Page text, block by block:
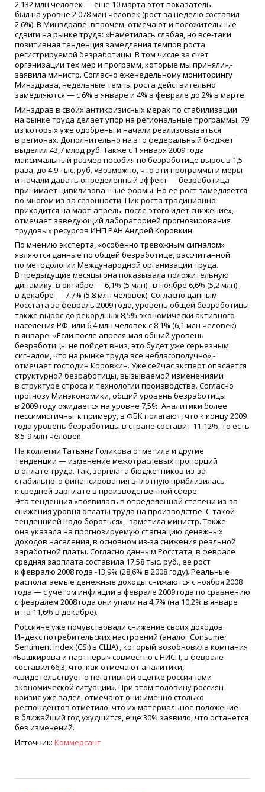
2,132 млн человек — еще 10 марта этот показатель
был на уровне 2,078 млн человек (рост за неделю составил
2,6%). В Минздраве, впрочем, отмечают и положительные
сдвиги на рынке труда: «Наметилась слабая, но все-таки
позитивная тенденция замедления темпов роста
регистрируемой безработицы. В том числе за счет
организации тех мер и программ, которые мы приняли»,-
заявила министр. Согласно еженедельному мониторингу
Минздрава, недельные темпы роста действительно
замедляются — с 6% в январе и 4% в феврале до 2% в марте.
Минздрав в своих антикризисных мерах по стабилизации
на рынке труда делает упор на региональные программы, 79
из которых уже одобрены и начали реализовываться
в регионах. Дополнительно на это федеральный бюджет
выделил 43,7 млрд руб. Также с 1 января 2009 года
максимальный размер пособия по безработице вырос в 1,5
раза, до 4,9 тыс. руб. «Возможно, что эти программы и меры
и начали давать определенный эффект — безработица
принимает цивилизованные формы. Но ее рост замедляется
во многом из-за сезонности. Пик роста традиционно
приходится на март-апрель, после этого идет снижение»,-
отмечает заведующий лабораторией прогнозирования
трудовых ресурсов ИНП РАН Андрей Коровкин.
По мнению эксперта, «особенно тревожным сигналом»
являются данные по общей безработице, рассчитанной
по методологии Международной организации труда.
В предыдущие месяцы она показывала положительную
динамику: в октябре — 6,1% (5 млн) , в ноябре 6,6% (5,2 млн) ,
в декабре — 7,7% (5,8 млн человек). Согласно данным
Росстата за февраль 2009 года, уровень общей безработицы
также вырос до рекордных 8,5% экономически активного
населения РФ, или 6,4 млн человек с 8,1% (6,1 млн человек)
в январе. «Если после апреля-мая общий уровень
безработицы не пойдет вниз, это будет уже серьезным
сигналом, что на рынке труда все неблагополучно»,-
отмечает господин Коровкин. Уже сейчас эксперт опасается
структурной безработицы, вызываемой изменениями
в структуре спроса и технологии производства. Согласно
прогнозу Минэкономики, общий уровень безработицы
в 2009 году ожидается на уровне 7,5%. Аналитики более
пессимистичны: к примеру, в ФБК полагают, что к концу 2009
года уровень безработицы в стране составит 11-12%, то есть
8,5-9 млн человек.
На коллегии Татьяна Голикова отметила и другие
тенденции — изменение межотраслевых пропорций
в оплате труда. Так, зарплата бюджетников из-за
стабильного финансирования вплотную приблизилась
к средней зарплате в производственной сфере.
Эта тенденция «появилась в определенной степени из-за
снижения уровня оплаты труда на производстве. С такой
тенденцией надо бороться»,- заметила министр. Также
она указала на прогнозируемую стагнацию денежных
доходов населения, в основном из-за снижения реальной
заработной платы. Согласно данным Росстата, в феврале
средняя зарплата составила 17,58 тыс. руб., ее рост
к февралю 2008 года -13,9% (28,6% в 2008 году). Реальные
располагаемые денежные доходы снижаются с ноября 2008
года — с учетом инфляции в феврале 2009 года по сравнению
с февралем 2008 года они упали на 4,7% (на 10,2% в январе
и на 11,6% в декабре).
Россияне уже почувствовали снижение своих доходов.
Индекс потребительских настроений (аналог Consumer
Sentiment Index(CSI) в США) , который возобновила компания
«Башкирова и партнеры» совместно с НИСП, в феврале
составил 66,3, что, как отмечают аналитики,
«свидетельствует о негативной оценке россиянами
экономической ситуации». При этом половину россиян
кризис уже задел, отмечают они: именно столько
респондентов отметило, что их материальное положение
в ближайший год ухудшится, еще 30% заявило, что останется
без изменений.
Источник: Коммерсант